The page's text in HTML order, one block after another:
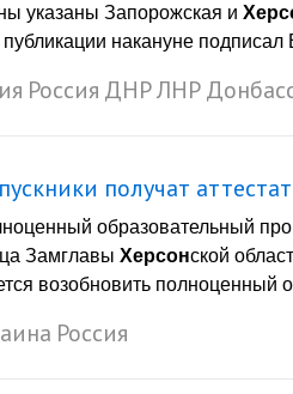
указаны Запорожская и
публикации накануне
Россия ДНРЛНР
получат
образовательный
Замглавы Херсонской
возобновить полноценный
Россия